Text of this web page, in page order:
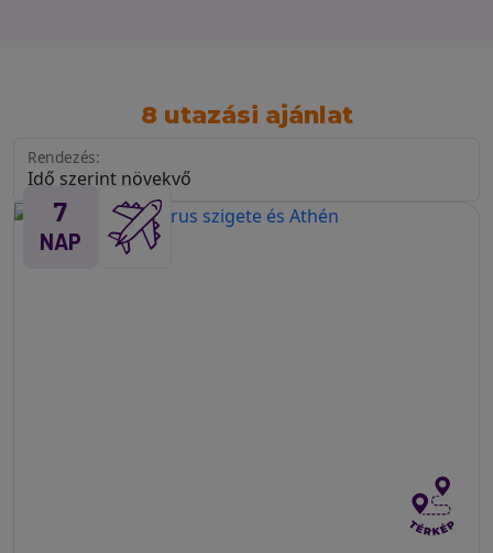
8 utazási ajánlat
Rendezés:
7
NAP